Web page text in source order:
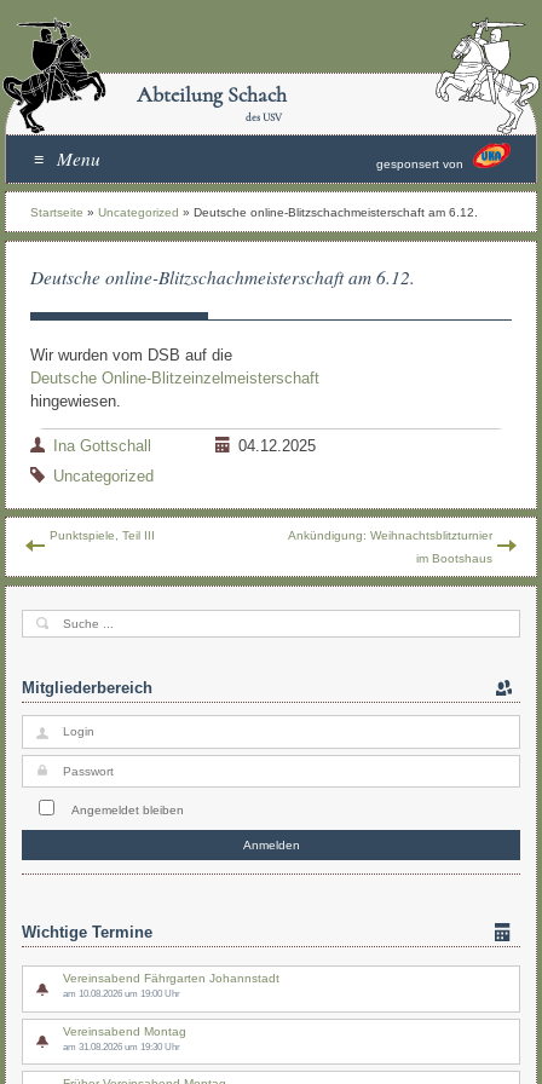
Abteilung Schach
des USV
gesponsert von
Menu
Startseite » Uncategorized » Deutsche online-Blitzschachmeisterschaft am 6.12.
Deutsche online-Blitzschachmeisterschaft am 6.12.
Wir wurden vom DSB auf die
Deutsche Online-Blitzeinzelmeisterschaft
hingewiesen.
Ina Gottschall
04.12.2025
Uncategorized
Punktspiele, Teil III
Ankündigung: Weihnachtsblitzturnier
im Bootshaus
Mitgliederbereich
Angemeldet bleiben
Wichtige Termine
Vereinsabend Fährgarten Johannstadt
am 10.08.2026 um 19:00 Uhr
Vereinsabend Montag
am 31.08.2026 um 19:30 Uhr